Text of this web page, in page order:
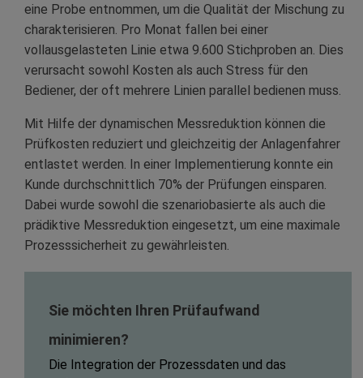
eine Probe entnommen, um die Qualität der Mischung zu
charakterisieren. Pro Monat fallen bei einer
vollausgelasteten Linie etwa 9.600 Stichproben an. Dies
verursacht sowohl Kosten als auch Stress für den
Bediener, der oft mehrere Linien parallel bedienen muss.
Mit Hilfe der dynamischen Messreduktion können die
Prüfkosten reduziert und gleichzeitig der Anlagenfahrer
entlastet werden. In einer Implementierung konnte ein
Kunde durchschnittlich 70% der Prüfungen einsparen.
Dabei wurde sowohl die szenariobasierte als auch die
prädiktive Messreduktion eingesetzt, um eine maximale
Prozesssicherheit zu gewährleisten.
Sie möchten Ihren Prüfaufwand
minimieren?
Die Integration der Prozessdaten und das